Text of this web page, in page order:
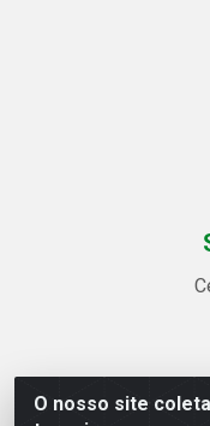
O nosso site
Linhavix